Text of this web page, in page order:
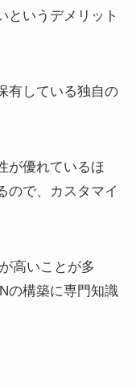
というデメリット
有している独自の
が優れているほ
ので、カスタマイ
高いことが多
の構築に専門知識